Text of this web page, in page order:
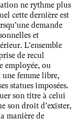
ne rythme plus
cette dernière est
demande
et
L’ensemble
de recul
employée, ou
une femme libre,
statues imposées.
son titre à celui
son droit d’exister,
manière de